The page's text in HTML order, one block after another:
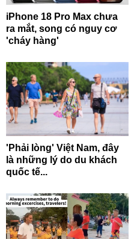
iPhone 18 Pro Max chưa
ra mắt, song có nguy cơ
'cháy hàng'
'Phải lòng' Việt Nam, đây
là những lý do du khách
quốc tế...